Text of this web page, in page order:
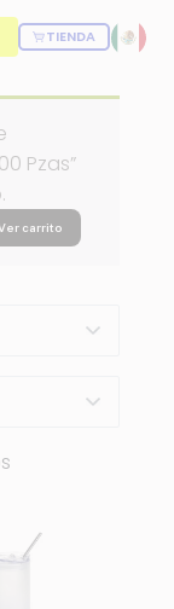
TIENDA
Pzas”
carrito